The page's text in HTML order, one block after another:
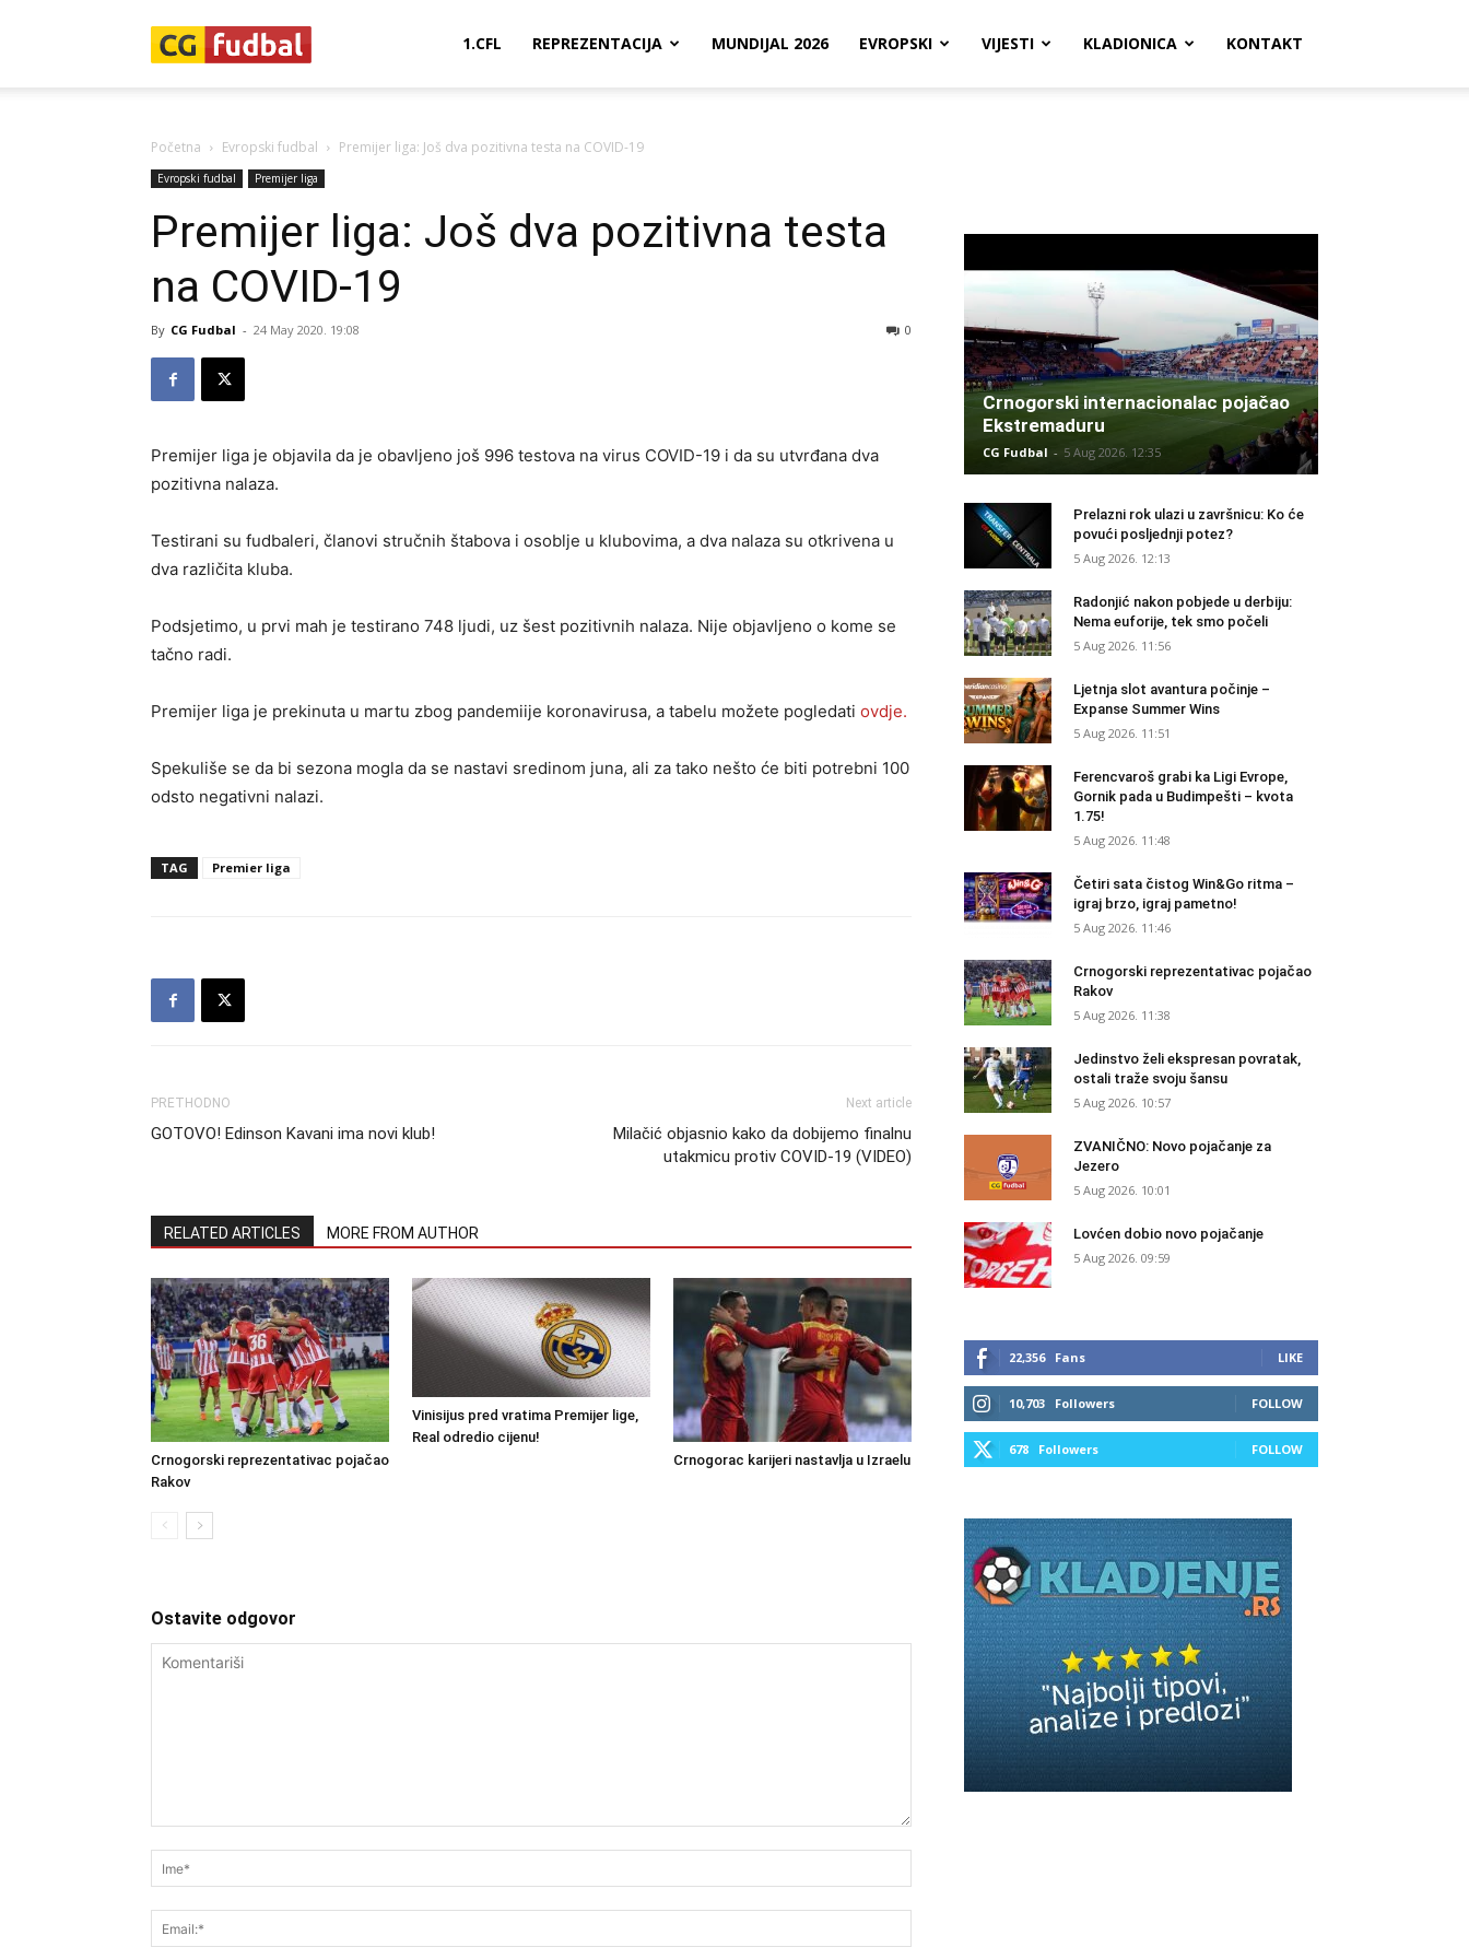
1.CFL REPREZENTACIJA MUNDIJAL 2026 EVROPSKI VIJESTI KLADIONICA KONTAKT
Početna Evropski fudbal Premijer liga: Još dva pozitivna testa na COVID-19
Evropski fudbal Premijer liga
Premijer liga: Još dva pozitivna testa
na COVID-19
By CG Fudbal - 24 May 2020. 19:08 0
Premijer liga je objavila da je obavljeno još 996 testova na virus COVID-19 i da su utvrđana dva
pozitivna nalaza.
Testirani su fudbaleri, članovi stručnih štabova i osoblje u klubovima, a dva nalaza su otkrivena u
dva različita kluba.
Podsjetimo, u prvi mah je testirano 748 ljudi, uz šest pozitivnih nalaza. Nije objavljeno o kome se
tačno radi.
Premijer liga je prekinuta u martu zbog pandemiije koronavirusa, a tabelu možete pogledati ovdje.
Spekuliše se da bi sezona mogla da se nastavi sredinom juna, ali za tako nešto će biti potrebni 100
odsto negativni nalazi.
TAG Premier liga
PRETHODNO
GOTOVO! Edinson Kavani ima novi klub!
Next article
Milačić objasnio kako da dobijemo finalnu
utakmicu protiv COVID-19 (VIDEO)
RELATED ARTICLES MORE FROM AUTHOR
Crnogorski reprezentativac pojačao
Rakov
Vinisijus pred vratima Premijer lige,
Real odredio cijenu!
Crnogorac karijeri nastavlja u Izraelu
Ostavite odgovor
Crnogorski internacionalac pojačao
Ekstremaduru
CG Fudbal - 5 Aug 2026. 12:35
Prelazni rok ulazi u završnicu: Ko će
povući posljednji potez?
5 Aug 2026. 12:13
Radonjić nakon pobjede u derbiju:
Nema euforije, tek smo počeli
5 Aug 2026. 11:56
Ljetnja slot avantura počinje –
Expanse Summer Wins
5 Aug 2026. 11:51
Ferencvaroš grabi ka Ligi Evrope,
Gornik pada u Budimpešti – kvota
1.75!
5 Aug 2026. 11:48
Četiri sata čistog Win&Go ritma –
igraj brzo, igraj pametno!
5 Aug 2026. 11:46
Crnogorski reprezentativac pojačao
Rakov
5 Aug 2026. 11:38
Jedinstvo želi ekspresan povratak,
ostali traže svoju šansu
5 Aug 2026. 10:57
ZVANIČNO: Novo pojačanje za
Jezero
5 Aug 2026. 10:01
Lovćen dobio novo pojačanje
5 Aug 2026. 09:59
22,356 Fans LIKE
10,703 Followers FOLLOW
678 Followers FOLLOW